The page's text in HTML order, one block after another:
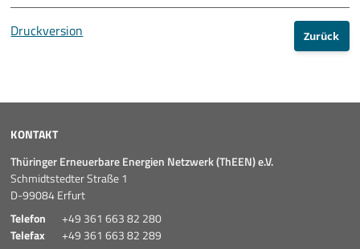
Statements
Mediathek
Akkreditierung
Mehr
Druckversion Zurück
KONTAKT
Thüringer Erneuerbare Energien Netzwerk (ThEEN) e.V.
Schmidtstedter Straße 1
D-99084 Erfurt
Telefon
+49 361 663 82 280
Telefax
+49 361 663 82 289